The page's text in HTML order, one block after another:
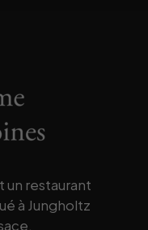
un restaurant
à Jungholtz